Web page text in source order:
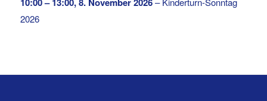
10:00– 13:00,8. November 2026
2026